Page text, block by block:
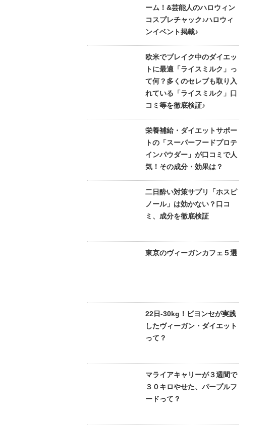
ーム！&芸能人のハロウィン
コスプレチャック♪ハロウィ
ンイベント掲載♪
欧米でブレイク中のダイエッ
トに最適「ライスミルク」っ
て何？多くのセレブも取り入
れている「ライスミルク」口
コミ等を徹底検証♪
栄養補給・ダイエットサポー
トの「スーパーフードプロテ
インパウダー」が口コミで人
気！その成分・効果は？
二日酔い対策サプリ「ホスピ
ノール」は効かない？口コ
ミ、成分を徹底検証
東京のヴィーガンカフェ５選
22日-30kg！ビヨンセが実践
したヴィーガン・ダイエット
って？
マライアキャリーが３週間で
３０キロやせた、パープルフ
ードって？